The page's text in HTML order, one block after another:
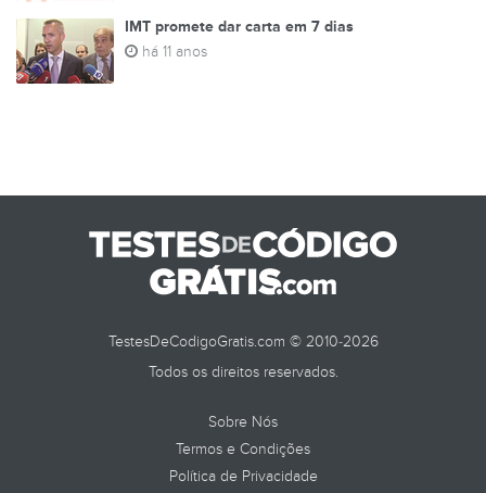
IMT promete dar carta em 7 dias
há 11 anos
TestesDeCodigoGratis.com © 2010-2026
Todos os direitos reservados.
Sobre Nós
Termos e Condições
Política de Privacidade